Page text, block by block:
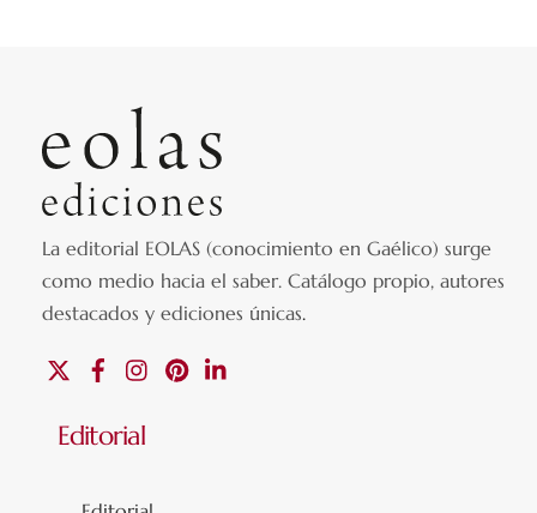
La editorial EOLAS (conocimiento en Gaélico) surge
como medio hacia el saber.Catálogo propio, autores
destacados y ediciones únicas.
FacebookInstagramPinterest
Editorial